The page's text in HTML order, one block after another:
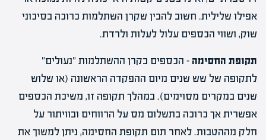
אפילו שלילית. חשוב להבין שקרן השתלמות כרוכה בסיכוני
שוק, ושווי הכספים עלול לעלות ולרדת.
תקופת החסימה – הכספים בקרן ההשתלמות "נעולים"
לתקופה של שש שנים מיום ההפקדה הראשונה (או שלוש
שנים במקרים מסוימים). במהלך תקופה זו, משיכת הכספים
אפשרית אך כרוכה בתשלום מס על הרווחים ובוויתור על
חלק מההטבות. לאחר תום תקופת החסימה, ניתן למשוך את